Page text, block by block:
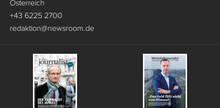
Österreich
+43 6225 2700
redaktion@newsroom.de